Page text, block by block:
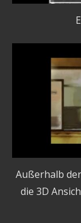
Außerhalb
die 3D